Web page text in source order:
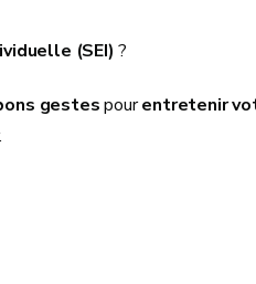
(SEI)?
gestespourentretenir